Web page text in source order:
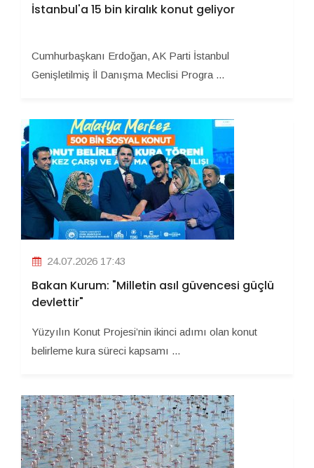
İstanbul'a 15 bin kiralık konut geliyor
Cumhurbaşkanı Erdoğan, AK Parti İstanbul
Genişletilmiş İl Danışma Meclisi Progra ...
24.07.2026 17:43
Bakan Kurum: "Milletin asıl güvencesi güçlü
devlettir"
Yüzyılın Konut Projesi’nin ikinci adımı olan konut
belirleme kura süreci kapsamı ...